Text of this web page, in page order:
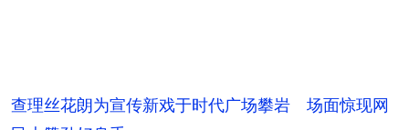
查理丝花朗为宣传新戏于时代广场攀岩 场面惊现网